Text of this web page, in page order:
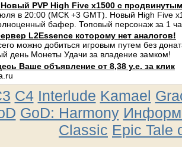
Новый PVP High Five x1500 с
в 20:00 (МСК +3 GMT). Новый High Five
бафер. Топовый персонаж за 1
L2Essence которому нет аналогов!
можно добиться игровым путем без
день Монеты Удачи за владение замком!
Ваше объявление от 8,38 у.е. за клик
C4 Interlude Kamael
GoD: Harmony
Classic Epic Tale